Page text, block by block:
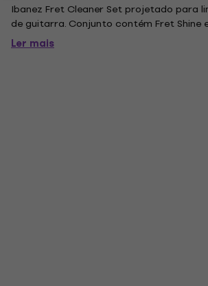
Ibanez Fret Cleaner Set projetado para
de guitarra. Conjunto contém Fret Shine
Ler mais